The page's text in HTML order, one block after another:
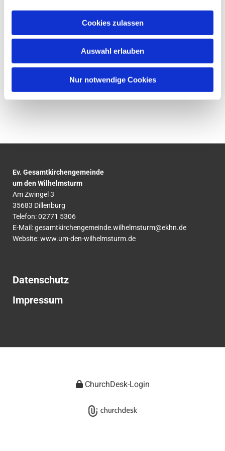
Cookies zulassen
Auswahl erlauben
Nur notwendige Cookies
Ev. Gesamtkirchengemeinde
um den Wilhelmsturm
Am Zwingel 3
35683 Dillenburg
Telefon:02771 5306
E-Mail:gesamtkirchengemeinde.wilhelmsturm@ekhn.de
Website: www.um-den-wilhelmsturm.de
Datenschutz
Impressum
ChurchDesk-Login